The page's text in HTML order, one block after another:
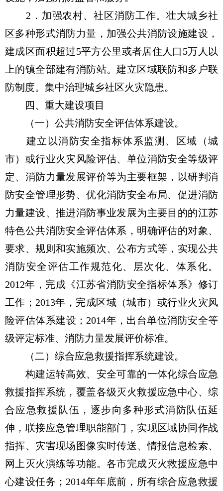
2．加强农村、社区消防工作。壮大城乡社
区多种形式消防力量，加强公共消防设施建设，
建成区面积超过5平方公里或者居住人口5万人以
上的镇全部建有消防站。建立区域联防和多户联
防制度。集中治理城乡社区火灾隐患。
四、重大建设项目
（一）公共消防安全评估体系建设。
建立以消防安全指标体系监测、区域（城
市）或行业火灾风险评估、单位消防安全等级评
定、消防力量发展评价等为主要框架，以研判消
防安全管理形势、优化消防安全布局、促进消防
力量建设、推进消防事业发展为主要目的的江苏
特色公共消防安全评估体系，明确评估的对象、
要求、规则和实施频次、公布方式等，实现公共
消防安全评估工作规范化、层次化、体系化。
2012年，完成《江苏省消防安全指标体系》修订
工作；2013年，完成区域（城市）或行业火灾风
险评估体系建设；2014年，出台单位消防安全等
级评定标准、消防力量发展评价标准。
（二）综合应急救援指挥系统建设。
构建运转高效、安全可靠的一体化综合应急
救援指挥系统，覆盖各级灭火救援应急中心、综
合应急救援队伍，逐步向多种形式消防队伍延
伸，联接应急管理职能部门，实现区域协同作战
指挥、灾害现场图像实时传送、情报信息检索、
网上灭火演练等功能。各市完成灭火救援应急中
心建设任务；2014年年底前，所有综合应急救援